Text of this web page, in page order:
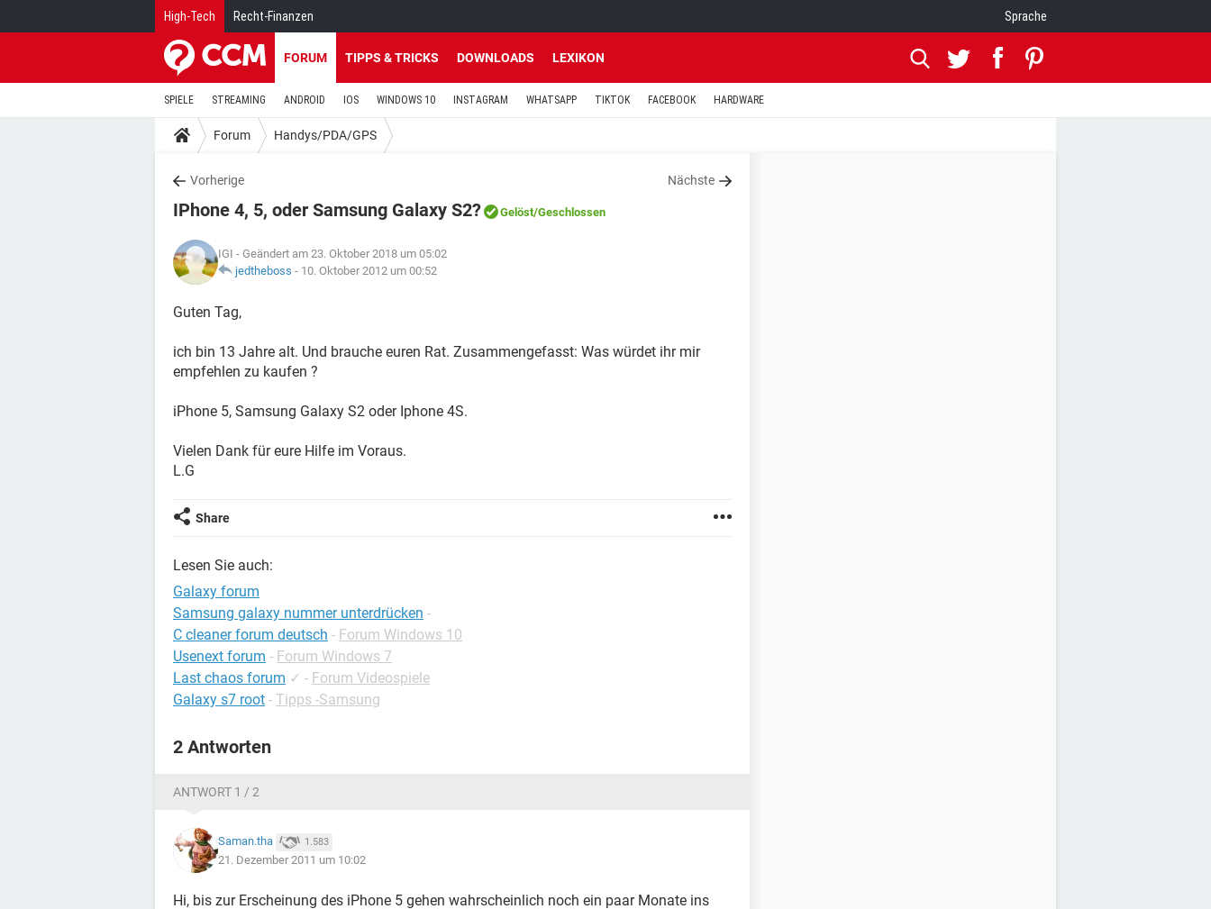
High-Tech Recht-Finanzen Sprache
FORUM TIPPS & TRICKS DOWNLOADS LEXIKON
SPIELE STREAMING ANDROID IOS WINDOWS 10 INSTAGRAM WHATSAPP TIKTOK FACEBOOK HARDWARE
Forum Handys/PDA/GPS
Vorherige Nächste
IPhone 4, 5, oder Samsung Galaxy S2? Gelöst/Geschlossen
IGI - Geändert am 23. Oktober 2018 um 05:02
jedtheboss - 10. Oktober 2012 um 00:52
Guten Tag,
ich bin 13 Jahre alt. Und brauche euren Rat. Zusammengefasst: Was würdet ihr mir
empfehlen zu kaufen ?
iPhone 5, Samsung Galaxy S2 oder Iphone 4S.
Vielen Dank für eure Hilfe im Voraus.
L.G
Share
Lesen Sie auch:
Galaxy forum
Samsung galaxy nummer unterdrücken -
C cleaner forum deutsch - Forum Windows 10
Usenext forum - Forum Windows 7
Last chaos forum ✓ - Forum Videospiele
Galaxy s7 root - Tipps -Samsung
2 Antworten
ANTWORT 1 / 2
Saman.tha 1.583
21. Dezember 2011 um 10:02
Hi, bis zur Erscheinung des iPhone 5 gehen wahrscheinlich noch ein paar Monate ins